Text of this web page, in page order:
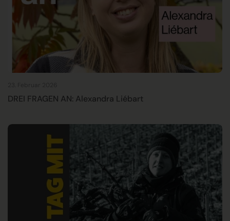
DREI FRAGEN AN: Alexandra Liébart